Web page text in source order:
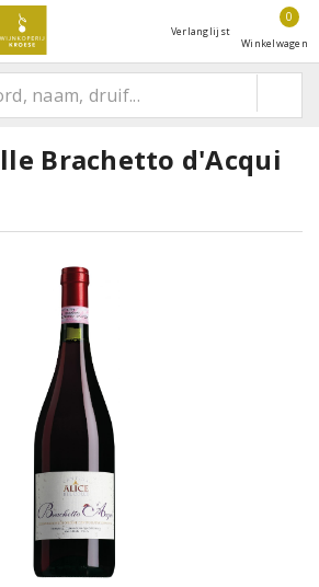
Verlanglijst
0
Winkelwagen
Brachetto d'Acqui